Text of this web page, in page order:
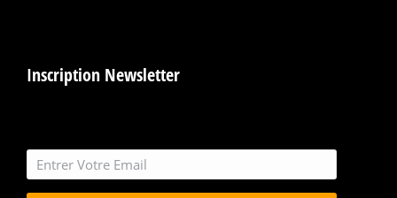
Inscription Newsletter